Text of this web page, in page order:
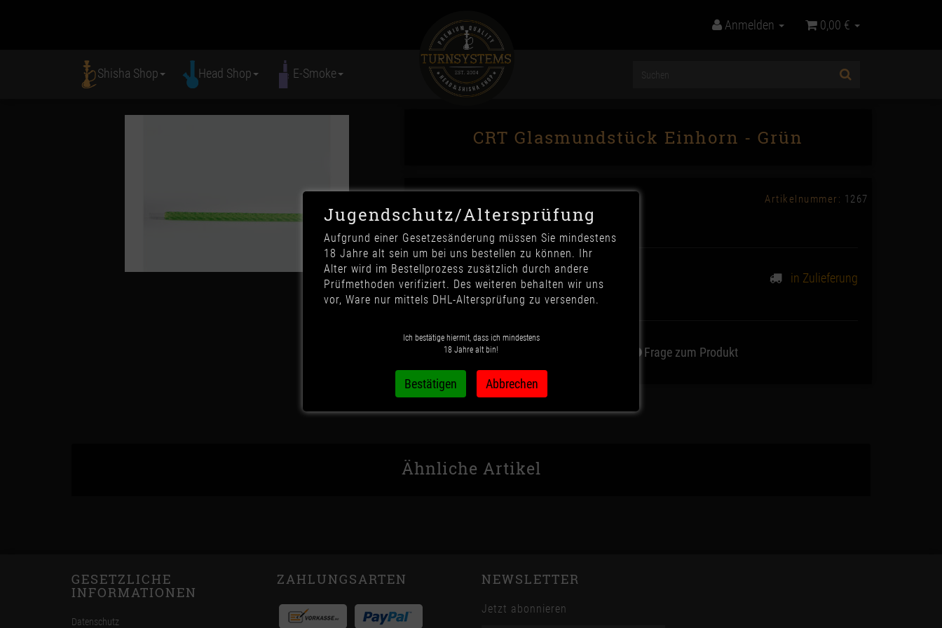
Anmelden 0,00 €
Shisha Shop Head Shop E-Smoke
CRT Glasmundstück Einhorn - Grün
Artikelnummer: 1267
17,90 € *
in Zulieferung
Wunschzettel Frage zum Produkt
Ähnliche Artikel
GESETZLICHE
INFORMATIONEN
Datenschutz
ZAHLUNGSARTEN NEWSLETTER
Jetzt abonnieren
Jugendschutz/Altersprüfung
Aufgrund einer Gesetzesänderung müssen Sie mindestens
18 Jahre alt sein um bei uns bestellen zu können. Ihr
Alter wird im Bestellprozess zusätzlich durch andere
Prüfmethoden verifiziert. Des weiteren behalten wir uns
vor, Ware nur mittels DHL-Altersprüfung zu versenden.
Ich bestätige hiermit, dass ich mindestens
18 Jahre alt bin!